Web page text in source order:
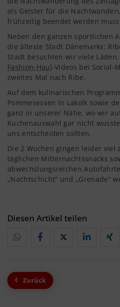
als Geister für die
frühzeitig beendet werden
Neben den ganzen sportlichen
die älteste Stadt Dänemarks:
Stadt besuchten wir viele
Fashion-Haul-Videos bei Social-
zweites Mal nach Ribe.
Auf dem kulinarischen
Pommesessen in Lakolk sowie
ganz in unserer Nähe, wo wir
Kuchenauswahl gar nicht
uns entscheiden sollten.
Die 2 Wochen gingen leider viel
täglichen Mitternachtssnacks
abwechslungsreichen
„Nachtschicht“ und „Grenade“
Diesen Artikel teilen
Zurück